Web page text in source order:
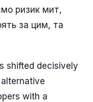
ризик мит,
за цим, та
shifted decisively
with a